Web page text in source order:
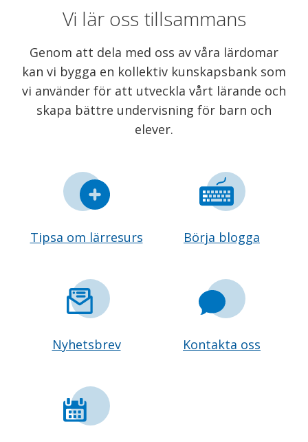
Vi lär oss tillsammans
Genom att dela med oss av våra lärdomar
kan vi bygga en kollektiv kunskapsbank som
vi använder för att utveckla vårt lärande och
skapa bättre undervisning för barn och
elever.
Tipsa om lärresurs Börja blogga
Nyhetsbrev Kontakta oss